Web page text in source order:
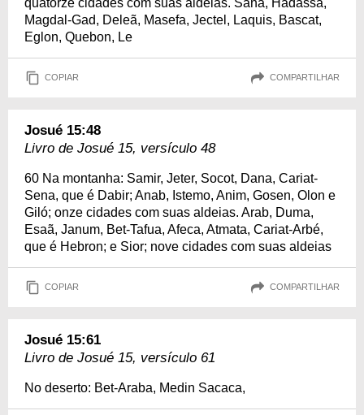
Magdal-Gad, Deleã, Masefa, Jectel, Laquis, Bascat,
Eglon, Quebon, Le
COPIAR COMPARTILHAR
Josué 15:48
Livro de Josué 15, versículo 48
60 Na montanha: Samir, Jeter, Socot, Dana, Cariat-
Sena, que é Dabir; Anab, Istemo, Anim, Gosen, Olon e
Giló; onze cidades com suas aldeias. Arab, Duma,
Esaã, Janum, Bet-Tafua, Afeca, Atmata, Cariat-Arbé,
que é Hebron; e Sior; nove cidades com suas aldeias
COPIAR COMPARTILHAR
Josué 15:61
Livro de Josué 15, versículo 61
No deserto: Bet-Araba, Medin Sacaca,